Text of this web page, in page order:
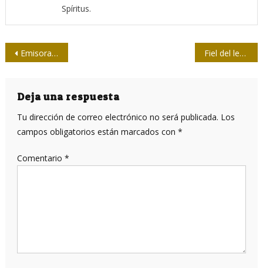
Spíritus.
Navegación
entradas
Emisora Mil Diez: vocera del pueblo Fiel del lenguaje 44/ Errores a la intemperie
Deja una respuesta
Tu dirección de correo electrónico no será publicada. Los
campos obligatorios están marcados con *
Comentario *